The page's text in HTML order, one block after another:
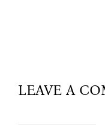
LEAVE A